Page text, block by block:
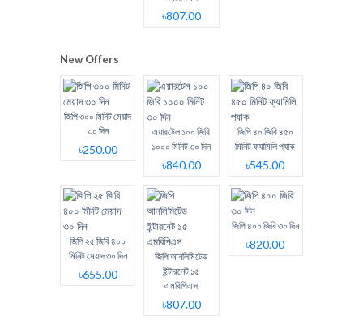
৳807.00
New Offers
জিপি ৩০০ মিনিট মেয়াদ
৩০ দিন
৳250.00
এয়ারটেল ১০০ জিবি
১০০০ মিনিট ৩০ দিন
৳840.00
জিপি ৪০ জিবি ৪৫০
মিনিট ফ্যামিলি প্যাক
৳545.00
জিপি ২৫ জিবি ৪০০
মিনিট মেয়াদ ৩০ দিন
৳655.00
জিপি আনলিমিটেড
ইন্টারনেট ১৫
এমবিপিএস
৳807.00
জিপি ৪০০ জিবি ৩০ দিন
৳820.00